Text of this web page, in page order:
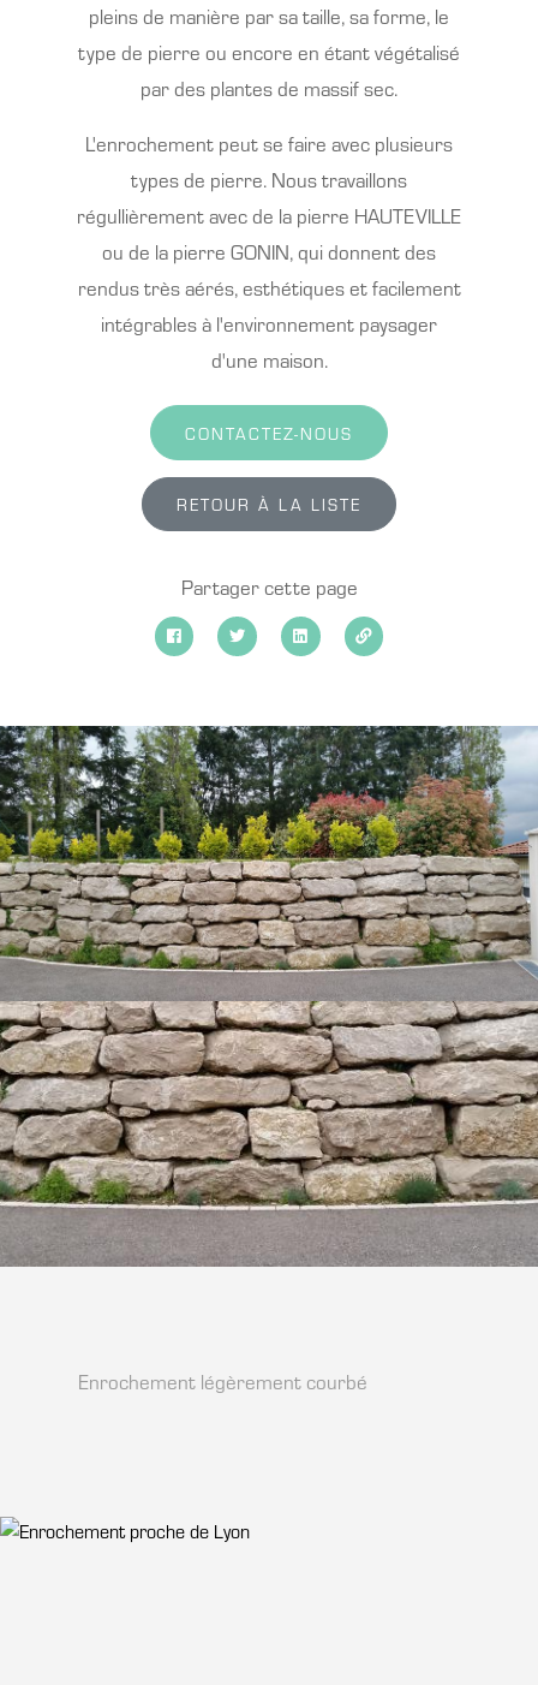
pleins de manière par sa taille, sa forme, le
type de pierre ou encore en étant végétalisé
par des plantes de massif sec.
L'enrochement peut se faire avec plusieurs
types de pierre. Nous travaillons
régullièrement avec de la pierre HAUTEVILLE
ou de la pierre GONIN, qui donnent des
rendus très aérés, esthétiques et facilement
intégrables à l'environnement paysager
d'une maison.
CONTACTEZ-NOUS
RETOUR À LA LISTE
Partager cette page
Enrochement légèrement courbé